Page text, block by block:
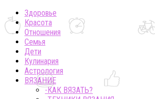
Здоровье
Красота
Отношения
Семья
Дети
Кулинария
Астрология
ВЯЗАНИЕ
-КАК ВЯЗАТЬ?